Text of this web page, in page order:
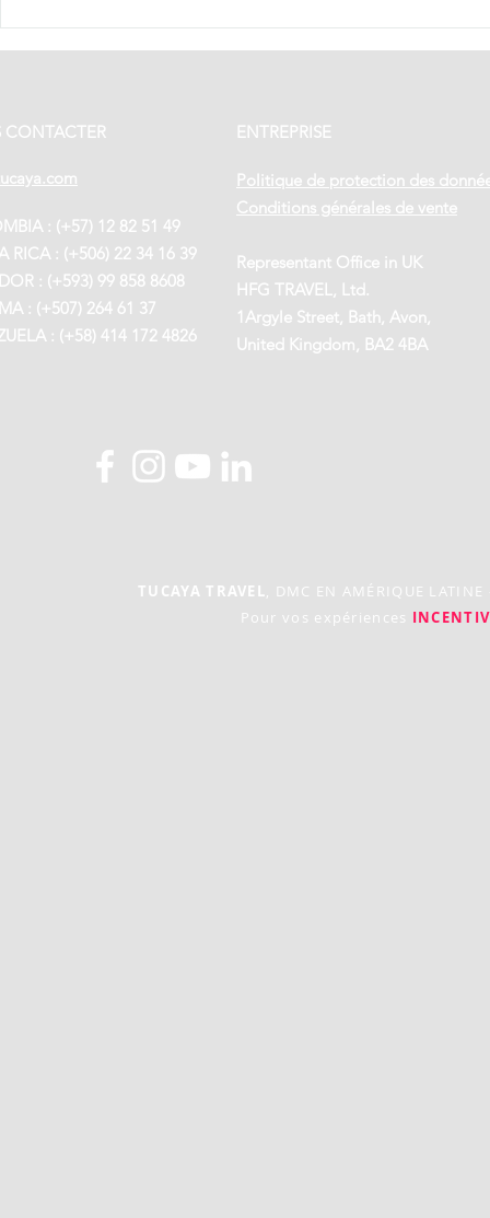
Ceux qui
rendent
fêtes
CONTACTER
: (+57) 12 82 51 49
RICA : (+506) 22 34 16 39
: (+593) 99 858 8608
: (+507) 264 61 37
: (+58) 414 172 4826
ENTREPRISE
Politique de protection des
Conditions générales de vente
Representant Office in UK
HFG TRAVEL, Ltd.
1Argyle Street, Bath, Avon,
United Kingdom, BA2 4BA
TUCAYA TRAVEL, DMC EN AMÉRIQUE LATINE
Pour vos expériences